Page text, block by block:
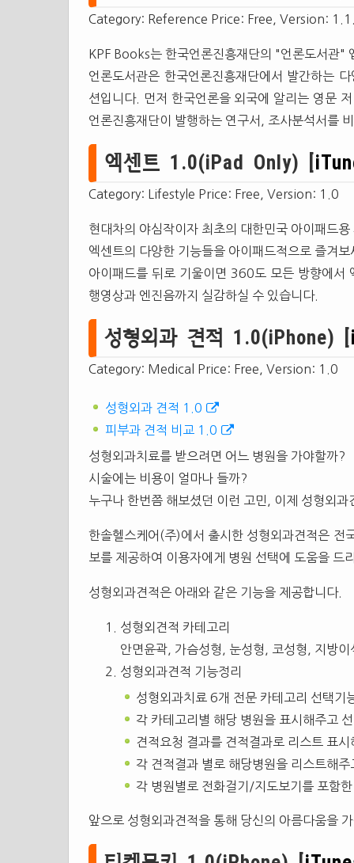
Category: Reference Price: Free, Version:
KPF Books는 한국언론진흥재단의 "언론도서관"
언론도서관은 한국언론진흥재단에서 발간하는
션입니다. 먼저 한국언론을 외국에 알리는 영문
언론진흥재단이 발행하는 연구서, 조사분석서를
엑센트 1.0(iPad Only) [
Category: Lifestyle Price: Free, Version: 1.0
현대차의 야심작이자 최초의 대한민국 아이패드
엑센트의 다양한 기능들을 아이패드적으로 즐겨
아이패드를 뒤로 기울이면 360도 모든 방향에서
행영상과 엔진음까지 실감하실 수 있습니다.
성형외과 견적 1.0(iPhone) [
Category: Medical Price: Free, Version: 1.0
성형외과 견적 1.0
피부과 견적 비교 1.0
성형외과치료를 받으려면 어느 병원을 가야할까?
시술에는 비용이 얼마나 들까?
누구나 한번쯤 해보셨던 이런 고민, 이제 성형외
한솔헬스케어(주)에서 출시한 성형외과견적은 전
보를 제공하여 이용자에게 병원 선택에 도움을 드
성형외과견적은 아래와 같은 기능을 제공합니다.
성형외견적 카테고리
안면윤곽, 가슴성형, 눈성형, 코성형, 지방
성형외과견적 기능정리
성형외과치료 6개 전문 카테고리 선택기
각 카테고리별 해당 병원을 표시해주고
견적요청 결과를 견적결과로 리스트 표시
각 견적결과 별로 해당병원을 리스트해
각 병원별로 전화걸기/지도보기를 포함
앞으로 성형외과견적을 통해 당신의 아름다움을